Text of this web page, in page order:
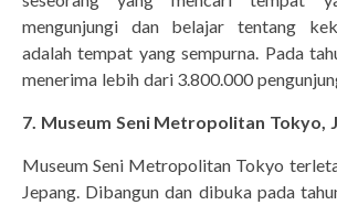
mengunjungi dan belajar tentang
adalah tempat yang sempurna. Pada
menerima lebih dari 3.800.000
7. Museum Seni Metropolitan Tokyo,
Museum Seni Metropolitan Tokyo
Jepang. Dibangun dan dibuka pada